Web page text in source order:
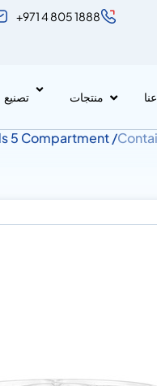
+971 4 805 1888
منتجات تصنيع
/ Clear PET Container with Lids 5 Compartment